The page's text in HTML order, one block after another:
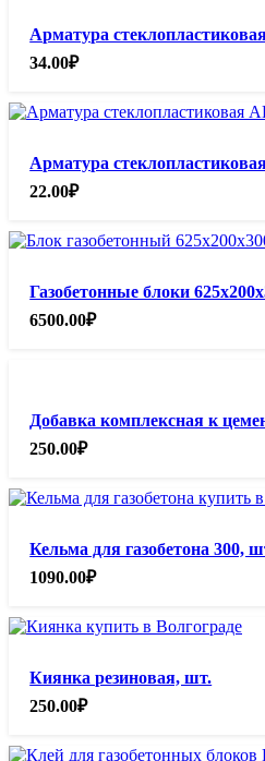
Арматура
34.00₽
Арматура
22.00₽
Газобетонные блоки
6500.00₽
Добавка комплексная к
250.00₽
Кельма для газобетона 300,
1090.00₽
Киянка резиновая, шт.
250.00₽